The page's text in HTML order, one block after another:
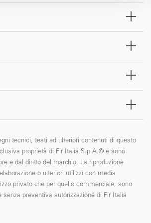
tecnici, testi ed ulteriori contenuti di questo
proprietà di Fir Italia S.p.A.© e sono
e dal diritto del marchio. La riproduzione
o ulteriori utilizzi con media
privato che per quello commerciale, sono
preventiva autorizzazione di Fir Italia